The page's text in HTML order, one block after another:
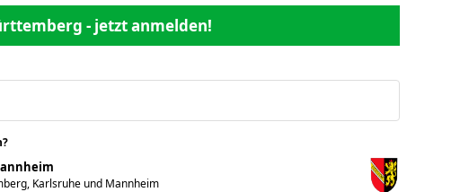
- jetzt anmelden!
Karlsruhe und Mannheim